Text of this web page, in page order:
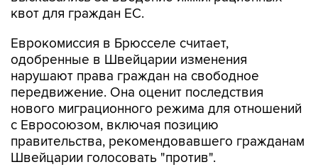
квот для граждан ЕС.
Еврокомиссия в Брюсселе считает,
одобренные в Швейцарии изменения
нарушают права граждан на свободное
передвижение. Она оценит последствия
нового миграционного режима для отношений
с Евросоюзом, включая позицию
правительства, рекомендовавшего гражданам
Швейцарии голосовать "против".